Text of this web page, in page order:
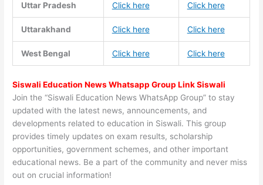
Uttar Pradesh Click here Click here
Uttarakhand Click here Click here
West Bengal Click here Click here
Siswali Education News Whatsapp Group Link Siswali
Join the “Siswali Education News WhatsApp Group” to stay
updated with the latest news, announcements, and
developments related to education in Siswali. This group
provides timely updates on exam results, scholarship
opportunities, government schemes, and other important
educational news. Be a part of the community and never miss
out on crucial information!